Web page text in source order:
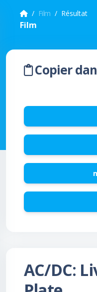
Film Résultat
Film
Copier
AC/DC: